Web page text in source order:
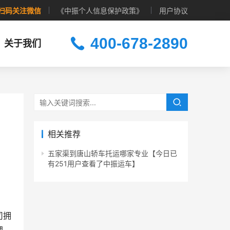
码关注微信 《中振个人信息保护政策》 用户协议
关于我们 400-678-2890
拥
相关推荐
五家渠到唐山轿车托运哪家专业【今日已
有251用户查看了中振运车】